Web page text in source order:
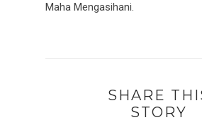
Maha Mengasihani.
SHARE
STORY